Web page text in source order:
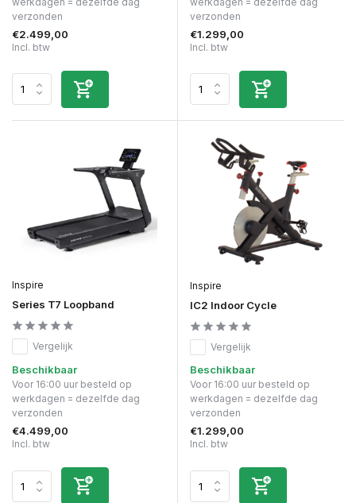
verzonden
€2.499,00
Incl. btw
verzonden
€1.299,00
Incl. btw
Inspire
Series T7 Loopband
Vergelijk
Beschikbaar
Voor 16:00 uur besteld op
werkdagen = dezelfde dag
verzonden
€4.499,00
Incl. btw
Inspire
IC2 Indoor Cycle
Vergelijk
Beschikbaar
Voor 16:00 uur besteld op
werkdagen = dezelfde dag
verzonden
€1.299,00
Incl. btw